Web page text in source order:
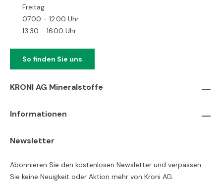
Freitag
07.00 - 12.00 Uhr
13.30 - 16.00 Uhr
So finden Sie uns
KRONI AG Mineralstoffe
Informationen
Newsletter
Abonnieren Sie den kostenlosen Newsletter und verpassen
Sie keine Neuigkeit oder Aktion mehr von Kroni AG.